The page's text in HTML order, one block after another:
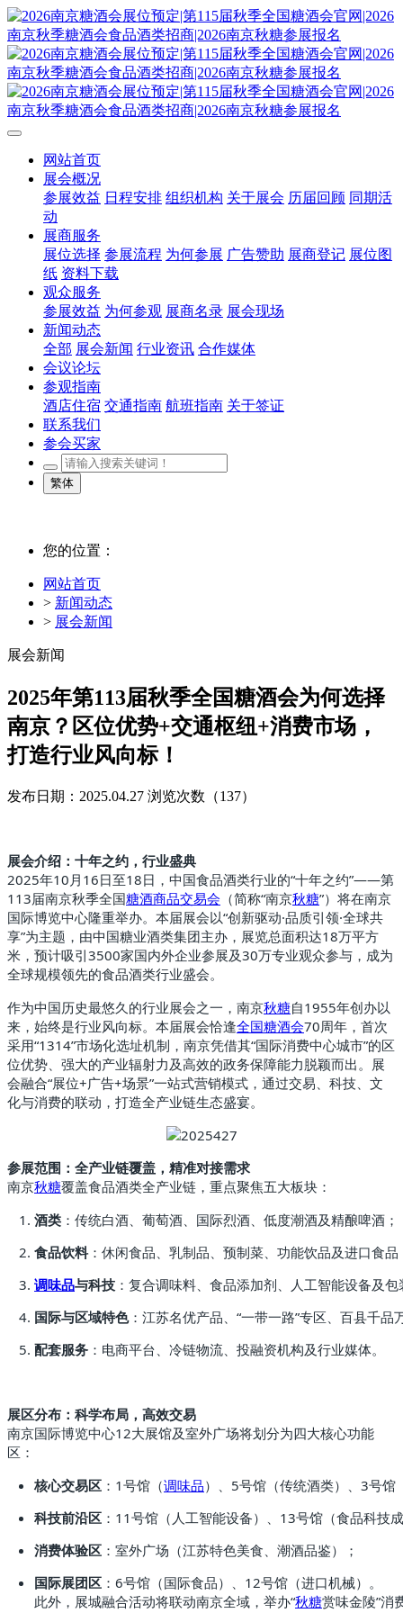
网站首页
展会概况
参展效益 日程安排 组织机构 关于展会 历届回顾 同期活
动
展商服务
展位选择 参展流程 为何参展 广告赞助 展商登记 展位图
纸 资料下载
观众服务
参展效益 为何参观 展商名录 展会现场
新闻动态
全部 展会新闻 行业资讯 合作媒体
会议论坛
参观指南
酒店住宿 交通指南 航班指南 关于签证
联系我们
参会买家
繁体
您的位置：
网站首页
> 新闻动态
> 展会新闻
展会新闻
2025年第113届秋季全国糖酒会为何选择
南京？区位优势+交通枢纽+消费市场，
打造行业风向标！
发布日期：2025.04.27 浏览次数（137）
展会介绍：十年之约，行业盛典
2025年10月16日至18日，中国食品酒类行业的“十年之约”——第
113届南京秋季全国糖酒商品交易会 （简称“南京秋糖”）将在南京
国际博览中心隆重举办。本届展会以“创新驱动·品质引领·全球共
享”为主题，由中国糖业酒类集团主办，展览总面积达18万平方
米，预计吸引3500家国内外企业参展及30万专业观众参与，成为
全球规模领先的食品酒类行业盛会。
作为中国历史最悠久的行业展会之一，南京秋糖自1955年创办以
来，始终是行业风向标。本届展会恰逢全国糖酒会70周年，首次
采用“1314”市场化选址机制，南京凭借其“国际消费中心城市”的区
位优势、强大的产业辐射力及高效的政务保障能力脱颖而出。展
会融合“展位+广告+场景”一站式营销模式，通过交易、科技、文
化与消费的联动，打造全产业链生态盛宴。
参展范围：全产业链覆盖，精准对接需求
南京秋糖覆盖食品酒类全产业链，重点聚焦五大板块：
酒类 ：传统白酒、葡萄酒、国际烈酒、低度潮酒及精酿啤酒；
食品饮料：休闲食品、乳制品、预制菜、功能饮品及进口食品
调味品与科技 ：复合调味料、食品添加剂、人工智能设备及
国际与区域特色：江苏名优产品、“一带一路”专区、百县千品
配套服务 ：电商平台、冷链物流、投融资机构及行业媒体。
展区分布：科学布局，高效交易
南京国际博览中心12大展馆及室外广场将划分为四大核心功能
区：
核心交易区 ：1号馆（调味品）、5号馆（传统酒类）、3号馆
科技前沿区 ：11号馆（人工智能设备）、13号馆（食品科技
消费体验区 ：室外广场（江苏特色美食、潮酒品鉴）；
国际展团区 ：6号馆（国际食品）、12号馆（进口机械）。
此外，展城融合活动将联动南京全域，举办“秋糖赏味金陵”消